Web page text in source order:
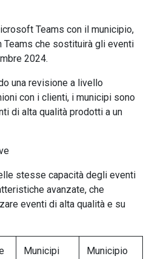
Teams con il municipio,
Teams che sostituirà gli eventi
2024.
una revisione a livello
con i clienti, i municipi sono
di alta qualità prodotti a un
stesse capacità degli eventi
avanzate, che
eventi di alta qualità e su
Municipi
Municipio